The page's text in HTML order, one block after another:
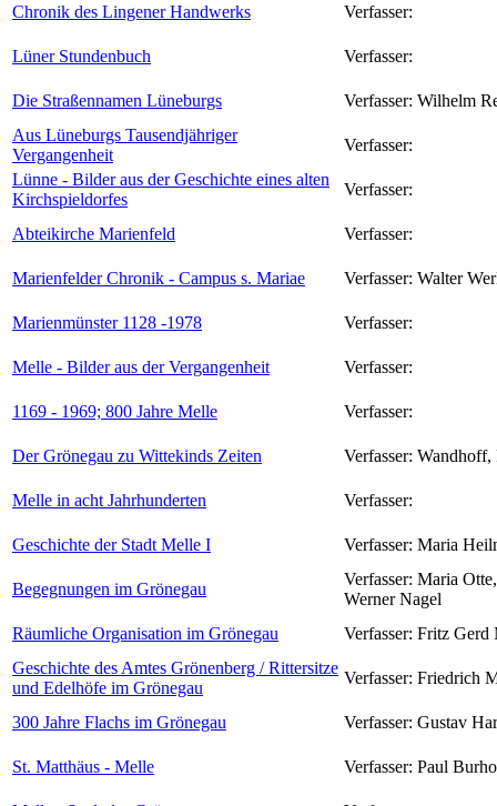
Chronik des Lingener Handwerks Verfasser:
Lüner Stundenbuch Verfasser:
Die Straßennamen Lüneburgs Verfasser: Wilhelm
Aus Lüneburgs Tausendjähriger
Vergangenheit
Verfasser:
Lünne - Bilder aus der Geschichte eines alten
Kirchspieldorfes
Verfasser:
Abteikirche Marienfeld Verfasser:
Marienfelder Chronik - Campus s. Mariae Verfasser: Walter
Marienmünster 1128 -1978 Verfasser:
Melle - Bilder aus der Vergangenheit Verfasser:
1169 - 1969; 800 Jahre Melle Verfasser:
Der Grönegau zu Wittekinds Zeiten Verfasser: Wandhoff,
Melle in acht Jahrhunderten Verfasser:
Geschichte der Stadt Melle I Verfasser: Maria
Begegnungen im Grönegau
Verfasser: Maria
Werner Nagel
Räumliche Organisation im Grönegau
Verfasser: Fritz Gerd
Geschichte des Amtes Grönenberg / Rittersitze
und Edelhöfe im Grönegau
Verfasser: Friedrich
300 Jahre Flachs im Grönegau Verfasser: Gustav
St. Matthäus - Melle Verfasser: Paul